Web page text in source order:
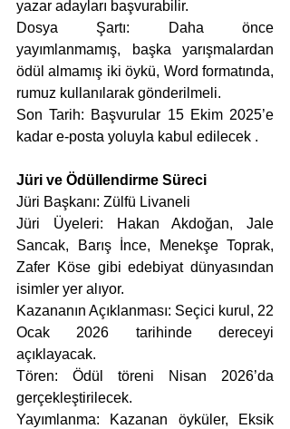
yazar adayları başvurabilir.
Dosya Şartı: Daha önce
yayımlanmamış, başka yarışmalardan
ödül almamış iki öykü, Word formatında,
rumuz kullanılarak gönderilmeli.
Son Tarih: Başvurular 15 Ekim 2025’e
kadar e-posta yoluyla kabul edilecek .
Jüri ve Ödüllendirme Süreci
Jüri Başkanı: Zülfü Livaneli
Jüri Üyeleri: Hakan Akdoğan, Jale
Sancak, Barış İnce, Menekşe Toprak,
Zafer Köse gibi edebiyat dünyasından
isimler yer alıyor.
Kazananın Açıklanması: Seçici kurul, 22
Ocak 2026 tarihinde dereceyi
açıklayacak.
Tören: Ödül töreni Nisan 2026’da
gerçekleştirilecek.
Yayımlanma: Kazanan öyküler, Eksik